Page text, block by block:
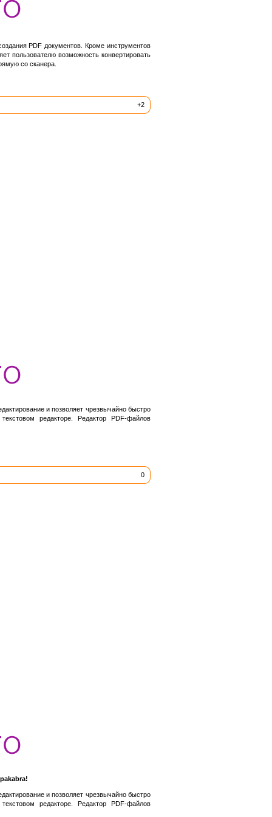
PDF документов. Кроме инструментов
пользователю возможность конвертировать
со сканера.
+2
и позволяет чрезвычайно быстро
редакторе. Редактор PDF-файлов
0
и позволяет чрезвычайно быстро
редакторе. Редактор PDF-файлов